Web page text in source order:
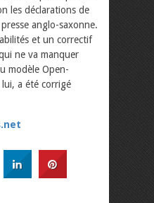
les déclarations de
anglo-saxonne.
et un correctif
ne va manquer
modèle Open-
a été corrigé